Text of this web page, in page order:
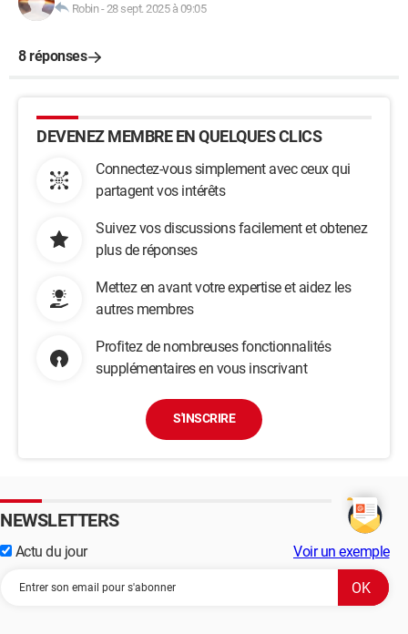
Robin-28 sept. 2025 à 09:05
8 réponses
DEVENEZ MEMBRE EN QUELQUES CLICS
Connectez-vous simplement avec ceux qui
partagent vos intérêts
Suivez vos discussions facilement et obtenez
plus de réponses
Mettez en avant votre expertise et aidez les
autres membres
Profitez de nombreuses fonctionnalités
supplémentaires en vous inscrivant
S'INSCRIRE
NEWSLETTERS
Actu du jour Voir un exemple